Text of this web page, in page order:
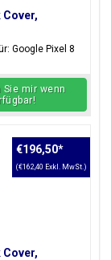
Cover,
Google Pixel 8
Sie mir wenn
Cover,
€196,50*
(€162,40 Exkl. MwSt.)